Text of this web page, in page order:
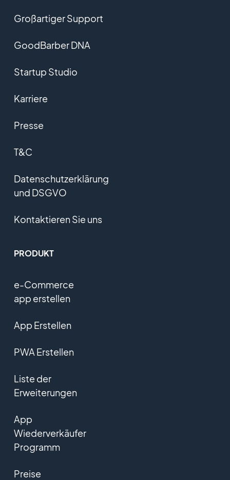
Großartiger Support
GoodBarber DNA
Startup Studio
Karriere
Presse
T&C
Datenschutzerklärung
und DSGVO
Kontaktieren Sie uns
PRODUKT
e-Commerce
app erstellen
App Erstellen
PWA Erstellen
Liste der
Erweiterungen
App
Wiederverkäufer
Programm
Preise